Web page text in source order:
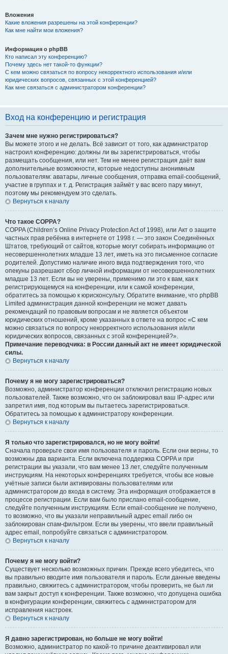
Вложения
Какие вложения разрешены на этой конференции?
Как мне найти мои вложения?
Информация о phpBB
Кто написал эту конференцию?
Почему здесь нет такой-то функции?
С кем можно связаться по вопросу некорректного использования и/или
юридических вопросов, связанных с этой конференцией?
Как мне связаться с администратором конференции?
Вход на конференцию и регистрация
Зачем мне нужно регистрироваться?
Вы можете этого и не делать. Всё зависит от того, как администратор
настроил конференцию: должны ли вы зарегистрироваться, чтобы
размещать сообщения, или нет. Тем не менее регистрация даёт вам
дополнительные возможности, которые недоступны анонимным
пользователям: аватары, личные сообщения, отправка email-сообщений,
участие в группах и т. д. Регистрация займёт у вас всего пару минут,
поэтому мы рекомендуем это сделать.
Вернуться к началу
Что такое COPPA?
COPPA (Children’s Online Privacy Protection Act of 1998), или Акт о защите
частных прав ребёнка в интернете от 1998 г. — это закон Соединённых
Штатов, требующий от сайтов, которые могут собирать информацию от
несовершеннолетних младше 13 лет, иметь на это письменное согласие
родителей. Допустимо наличие иного вида подтверждения того, что
опекуны разрешают сбор личной информации от несовершеннолетних
младше 13 лет. Если вы не уверены, применимо ли это к вам, как к
регистрирующемуся на конференции, или к самой конференции,
обратитесь за помощью к юрисконсульту. Обратите внимание, что phpBB
Limited администрация данной конференции не может давать
рекомендаций по правовым вопросам и не является объектом
юридических отношений, кроме указанных в ответе на вопрос «С кем
можно связаться по вопросу некорректного использования и/или
юридических вопросов, связанных с этой конференцией?».
Примечание переводчика: в России данный акт не имеет юридической
силы.
Вернуться к началу
Почему я не могу зарегистрироваться?
Возможно, администратор конференции отключил регистрацию новых
пользователей. Также возможно, что он заблокировал ваш IP-адрес или
запретил имя, под которым вы пытаетесь зарегистрироваться.
Обратитесь за помощью к администратору конференции.
Вернуться к началу
Я только что зарегистрировался, но не могу войти!
Сначала проверьте свои имя пользователя и пароль. Если они верны, то
возможны два варианта. Если включена поддержка COPPA и при
регистрации вы указали, что вам менее 13 лет, следуйте полученным
инструкциям. На некоторых конференциях требуется, чтобы все новые
учётные записи были активированы пользователями или
администратором до входа в систему. Эта информация отображается в
процессе регистрации. Если вам было прислано email-сообщение,
следуйте полученным инструкциям. Если email-сообщение не получено,
то возможно, что вы указали неправильный адрес email либо он
заблокирован спам-фильтром. Если вы уверены, что ввели правильный
адрес email, попробуйте связаться с администратором.
Вернуться к началу
Почему я не могу войти?
Существует несколько возможных причин. Прежде всего убедитесь, что
вы правильно вводите имя пользователя и пароль. Если данные введены
правильно, свяжитесь с администратором, чтобы проверить, не был ли
вам закрыт доступ к конференции. Также возможно, что допущена ошибка
в конфигурации конференции, свяжитесь с администратором для
исправления настроек.
Вернуться к началу
Я давно зарегистрирован, но больше не могу войти!
Возможно, администратор по какой-то причине деактивировал или